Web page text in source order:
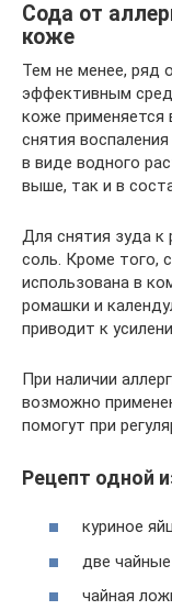
Сода от
коже
Тем не менее, ряд
эффективным
коже применяется
снятия
в виде водного
выше, так и в
Для снятия зуда
соль. Кроме того,
использована в
ромашки и
приводит к
При наличии
возможно
помогут при
Рецепт одной
куриное
две
чайная